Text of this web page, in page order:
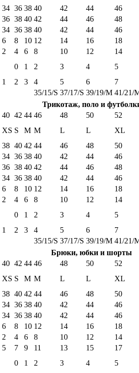
34 36 38 40 42 44
46
36 38 40 42 44 46
48
34 36 38 40 42 44
46
6 8 10 12 14 16
18
2 4 6 8 10 12
14
0 1 2 3 4
5
1 2 3 4 5 6
7
35/15/S 37/17/S 39/19/M 41/21/
Трикотаж, поло и
40 42 44 46 48 50
52
XS S M M L L
XL
38 40 42 44 46 48
50
34 36 38 40 42 44
46
36 38 40 42 44 46
48
34 36 38 40 42 44
46
6 8 10 12 14 16
18
2 4 6 8 10 12
14
0 1 2 3 4
5
1 2 3 4 5 6
7
35/15/S 37/17/S 39/19/M 41/21/
Брюки, юбки и шорты
40 42 44 46 48 50
52
XS S M M L L
XL
38 40 42 44 46 48
50
34 36 38 40 42 44
46
34 36 38 40 42 44
46
6 8 10 12 14 16
18
2 4 6 8 10 12
14
5 7 9 11 13 15
17
0 1 2 3 4
5